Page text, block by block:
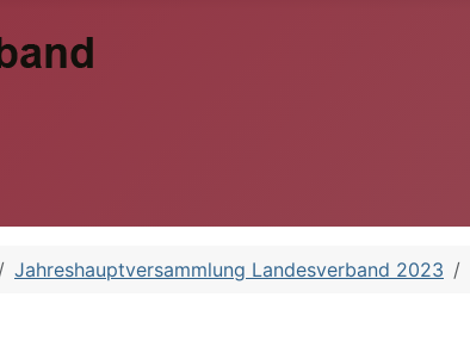
Jahreshauptversammlung Landesverband 2023